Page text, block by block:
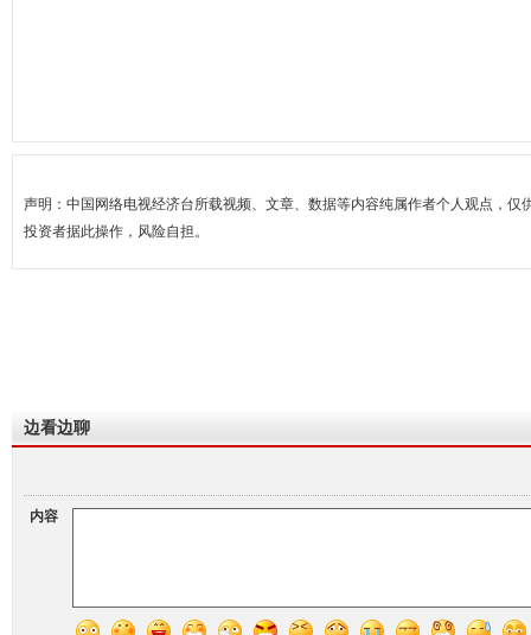
声明：中国网络电视经济台所载视频、文章、数据等内容纯属作者个人观点，仅
投资者据此操作，风险自担。
边看边聊
内容